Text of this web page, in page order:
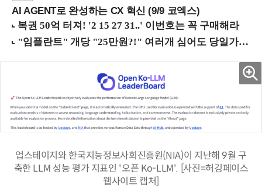
AI AGENT로 완성하는 CX 혁신 (9/9 코엑스)
업스테이지와 한국지능정보사회진흥원(NIA)이 지난해 9월 구
축한 LLM 성능 평가 지표인 '오픈 Ko-LLM'. [사진=허깅페이스
웹사이트 캡처]